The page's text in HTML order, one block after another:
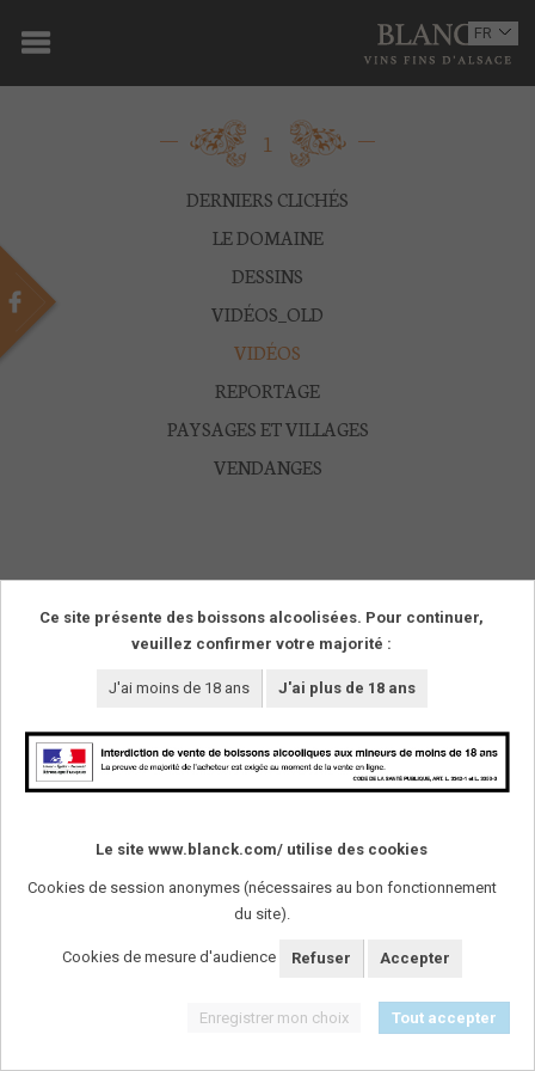
DOMAINE
OENOTOURISME
VINS
BOUTIQUE
MULTIMEDIA
PRESSE
PARTENAIRES
ACTUALITÉS
FR
EN
1
DERNIERS CLICHÉS
LE DOMAINE
DESSINS
VIDÉOS_OLD
VIDÉOS
REPORTAGE
PAYSAGES ET VILLAGES
VENDANGES
SUIVEZ-NOUS !
L'abus d'alcool est dangereux pour la santï¿½. A
consommer avec modï¿½ration.
Ce site présente des boissons alcoolisées. Pour continuer,
veuillez confirmer votre majorité :
J'ai moins de 18 ans J'ai plus de 18 ans
Le site www.blanck.com/ utilise des cookies
Cookies de session anonymes (nécessaires au bon fonctionnement
du site).
Cookies de mesure d'audience Refuser Accepter
Enregistrer mon choix Tout accepter